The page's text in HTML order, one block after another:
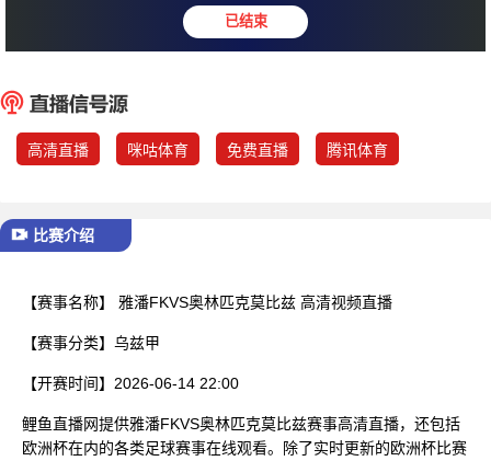
雅潘FK : 奥林匹
高清直播 咪咕体育 免费直播 腾讯体育
比赛介绍
【赛事名称】 雅潘FKVS奥林匹克莫比兹 高清视频直播
【赛事分类】 乌兹甲
【开赛时间】 2026-06-14 22:00
鲤鱼直播网提供雅潘FKVS奥林匹克莫比兹赛事高清直播，还包括
欧洲杯在内的各类足球赛事在线观看。除了实时更新的欧洲杯比赛